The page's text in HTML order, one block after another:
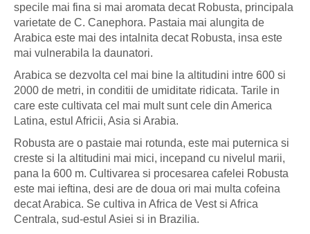
specile mai fina si mai aromata decat Robusta, principala
varietate de C. Canephora. Pastaia mai alungita de
Arabica este mai des intalnita decat Robusta, insa este
mai vulnerabila la daunatori.
Arabica se dezvolta cel mai bine la altitudini intre 600 si
2000 de metri, in conditii de umiditate ridicata. Tarile in
care este cultivata cel mai mult sunt cele din America
Latina, estul Africii, Asia si Arabia.
Robusta are o pastaie mai rotunda, este mai puternica si
creste si la altitudini mai mici, incepand cu nivelul marii,
pana la 600 m. Cultivarea si procesarea cafelei Robusta
este mai ieftina, desi are de doua ori mai multa cofeina
decat Arabica. Se cultiva in Africa de Vest si Africa
Centrala, sud-estul Asiei si in Brazilia.